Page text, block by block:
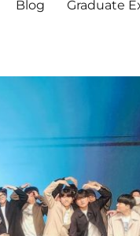
Blog Graduate